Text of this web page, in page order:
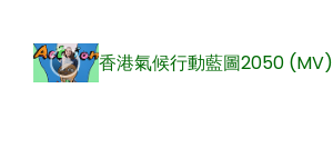
香港氣候行動藍圖2050 (MV)